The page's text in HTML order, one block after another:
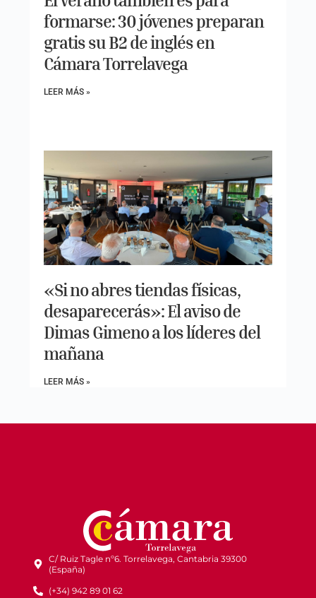
formarse: 30 jóvenes preparan
gratis su B2 de inglés en
Cámara Torrelavega
LEER MÁS »
«Si no abres tiendas físicas,
desaparecerás»: El aviso de
Dimas Gimeno a los líderes del
mañana
LEER MÁS »
C/ Ruiz Tagle nº6. Torrelavega, Cantabria 39300
(España)
(+34) 942 89 01 62